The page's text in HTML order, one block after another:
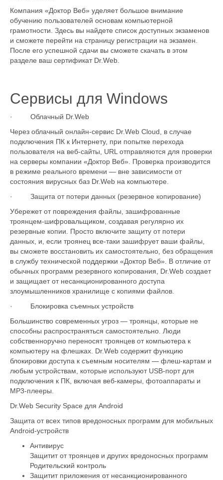
Компания «Доктор Веб» уделяет большое внимание
обучению пользователей основам компьютерной
грамотности. Здесь вы найдете список доступных экзаменов
и сможете перейти на страницу регистрации на экзамен.
После его успешной сдачи вы сможете скачать в этом
разделе ваш сертификат Dr.Web.
Сервисы для Windows
· Облачный Dr.Web
Через облачный онлайн-сервис Dr.Web Cloud, в случае
подключения ПК к Интернету, при попытке перехода
пользователя на веб-сайты, URL отправляются для проверки
на серверы компании «Доктор Веб». Проверка производится
в режиме реального времени — вне зависимости от
состояния вирусных баз Dr.Web на компьютере.
· Защита от потери данных (резервное копирование)
Убережет от повреждения файлы, зашифрованные
троянцем-шифровальщиком, создавая регулярно их
резервные копии. Просто включите защиту от потери
данных, и, если троянец все-таки зашифрует ваши файлы,
вы сможете восстановить их самостоятельно, без обращения
в службу технической поддержки «Доктор Веб». В отличие от
обычных программ резервного копирования, Dr.Web создает
и защищает от несанкционированного доступа
злоумышленников хранилище с копиями файлов.
· Блокировка съемных устройств
Большинство современных угроз — троянцы, которые не
способны распространяться самостоятельно. Люди
собственноручно переносят троянцев от компьютера к
компьютеру на флешках. Dr.Web содержит функцию
блокировки доступа к съемным носителям — флеш-картам и
любым устройствам, которые используют USB-порт для
подключения к ПК, включая веб-камеры, фотоаппараты и
MP3-плееры.
Dr.Web Security Space для Android
Защита от всех типов вредоносных программ для мобильных
Android-устройств
Антивирус
Защитит от троянцев и других вредоносных программ
Родительский контроль
Защитит приложения от несанкционированного